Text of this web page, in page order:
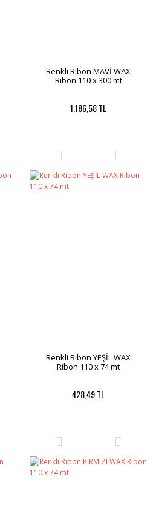
Renkli Ribon MAVİ WAX
Ribon 110 x 300 mt
1.186,58 TL
Renkli Ribon YEŞİL WAX
Ribon 110 x 74 mt
428,49 TL